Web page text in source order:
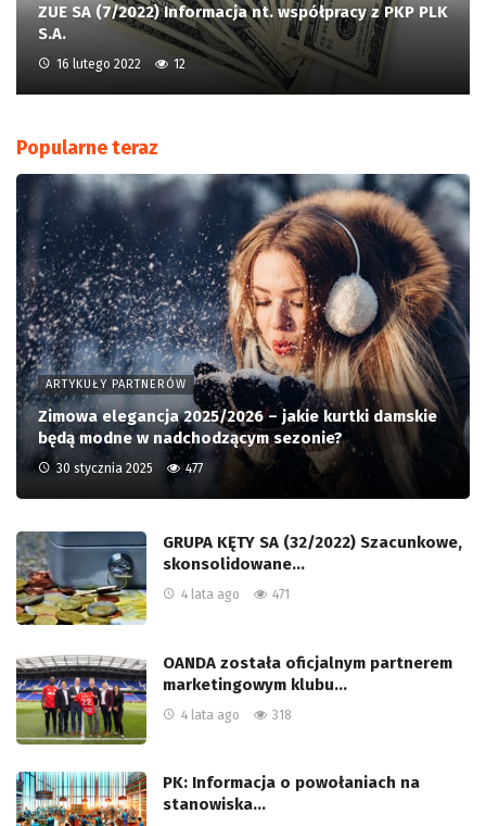
ZUE SA (7/2022) Informacja nt. współpracy z PKP PLK
S.A.
16 lutego 2022 12
Popularne teraz
ARTYKUŁY PARTNERÓW
Zimowa elegancja 2025/2026 – jakie kurtki damskie
będą modne w nadchodzącym sezonie?
30 stycznia 2025 477
GRUPA KĘTY SA (32/2022) Szacunkowe,
skonsolidowane…
4 lata ago 471
OANDA została oficjalnym partnerem
marketingowym klubu…
4 lata ago 318
PK: Informacja o powołaniach na
stanowiska…